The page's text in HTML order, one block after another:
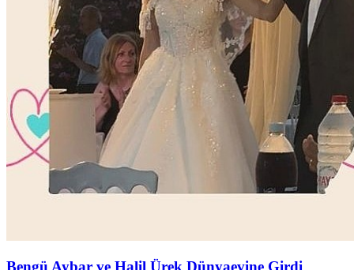
Bengü Aybar ve Halil Ürek Dünyaevine Girdi